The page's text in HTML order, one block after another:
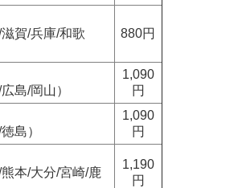
滋賀/兵庫/和歌
880円
島/岡山）
1,090
円
島）
1,090
円
熊本/大分/宮崎/鹿
1,190
円